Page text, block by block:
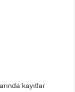
kayıtlar